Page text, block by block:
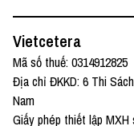
Vietcetera
Mã số thuế: 0314912825
Địa chỉ ĐKKD: 6 Thi
Nam
Giấy phép thiết lập